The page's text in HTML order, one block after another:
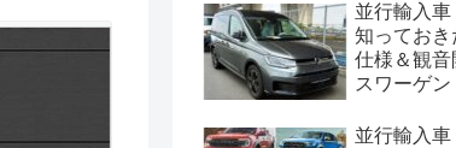
並行輸入
知っておき
仕様＆観音
スワーゲン
並行輸入